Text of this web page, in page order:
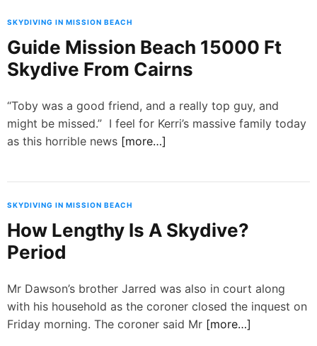
m
SKYDIVING IN MISSION BEACH
Guide Mission Beach 15000 Ft
Skydive From Cairns
“Toby was a good friend, and a really top guy, and
might be missed.” I feel for Kerri’s massive family today
as this horrible news [more…]
SKYDIVING IN MISSION BEACH
How Lengthy Is A Skydive?
Period
Mr Dawson’s brother Jarred was also in court along
with his household as the coroner closed the inquest on
Friday morning. The coroner said Mr [more…]